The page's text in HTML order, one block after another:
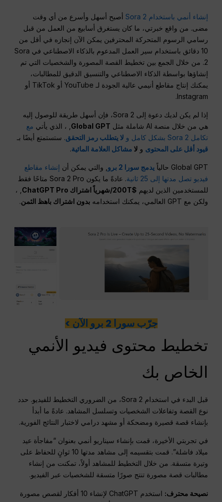
إنشاء أنمي باستخدام Sora 2
أصبح أسهل وأسرع من أي وقت
مضى. من واقع خبرتي، ما كان يستغرق أسابيع من العمل من قبل
رسامي الرسوم المتحركة المحترفين يمكن الآن إنجازه في أقل من
10 دقائق باستخدام سير العمل المدعوم بالذكاء الاصطناعي في Sora
2. من خلال الجمع بين تخطيط القصة المصورة والشخصيات التي تم
إنشاؤها بواسطة الذكاء الاصطناعي والتنسيق الدقيق للمطالبات،
يمكنك إنتاج مقاطع أنيمي عالية الجودة لـ YouTube أو TikTok أو
Instagram.
إذا لم يكن لديك دعوة إلى Sora 2، فإن أسهل طريقة للوصول إليه
هي من خلال منصة AI شاملة مثل
Global GPT , ، الذي يأتي مع
تكامل Sora 2 بشكل كامل و
لا يتطلب رمز التحقق. ستستمتع أيضًا بـ
قيود أقل على المحتوى و لا مشاكل العلامة المائية.
Global GPT حالياً يدمج سورا 2 برو , والتي يمكن أن إنشاء مقاطع
فيديو تصل مدتها إلى 25 ثانية
. عادةً ما يكون Sora 2 Pro متاحًا فقط
للمستخدمين الذين لديهم $200T/شهرياً اشتراك ChatGPT Pro
, ،
ولكن مع GPT العالمي، يمكنك استخدامه
بدون اشتراك باهظ الثمن.
جرّب سورا 2 برو الآن >
تخطيط محتوى فيديو الأنمي
الخاص بك
قبل البدء في استخدام Sora 2، من الضروري التخطيط للفيديو. حدد
نوع القصة وتفاعلات الشخصيات وتسلسل المشاهد. عادةً ما أبدأ
بإنشاء قصة قصيرة ومضحكة أو مشهد درامي لاختبار النتائج الفورية.
في تجربتي الأخيرة، قمت بإنشاء سيناريو أنمي بعنوان “مفاجأة عيد
ميلاد فاشلة”. قمت بتقسيمه إلى مشاهد مدتها 10 ثوانٍ للحفاظ على
وتيرة متسقة. من خلال التخطيط للمشاهد أولاً، تمكنت من إنشاء
مطالبات قصة مصورة تنتج صورًا متسقة للشخصيات عبر الفيديو.
نصيحة محترف:
استخدم ChatGPT لإنشاء 10 أفكار لقصص مصورة